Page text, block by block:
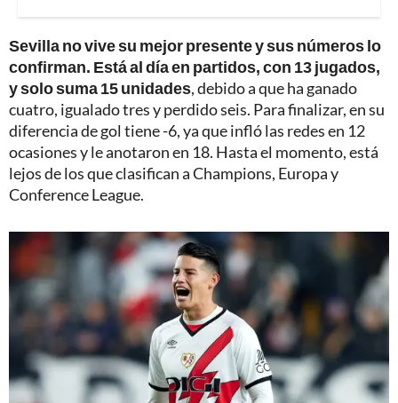
Sevilla no vive su mejor presente y sus números lo
confirman. Está al día en partidos, con 13 jugados,
y solo suma 15 unidades, debido a que ha ganado
cuatro, igualado tres y perdido seis. Para finalizar, en su
diferencia de gol tiene -6, ya que infló las redes en 12
ocasiones y le anotaron en 18. Hasta el momento, está
lejos de los que clasifican a Champions, Europa y
Conference League.